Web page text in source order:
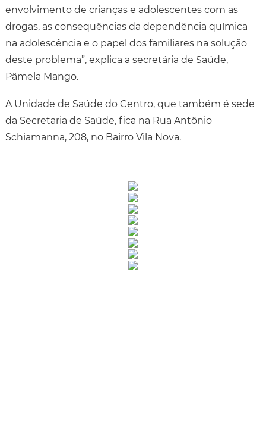
envolvimento de crianças e adolescentes com as
drogas, as consequências da dependência química
na adolescência e o papel dos familiares na solução
deste problema”, explica a secretária de Saúde,
Pâmela Mango.
A Unidade de Saúde do Centro, que também é sede
da Secretaria de Saúde, fica na Rua Antônio
Schiamanna, 208, no Bairro Vila Nova.